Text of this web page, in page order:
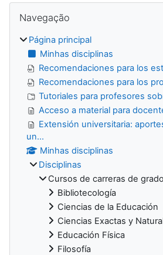
Blocos
Navegação
Página principal
Minhas disciplinas
Recomendaciones para los
Recomendaciones para los
Tutoriales para profesores
Acceso a material para
Extensión universitaria:
un...
Minhas disciplinas
Disciplinas
Cursos de carreras de grado
Bibliotecología
Ciencias de la Educación
Ciencias Exactas y
Educación Física
Filosofía